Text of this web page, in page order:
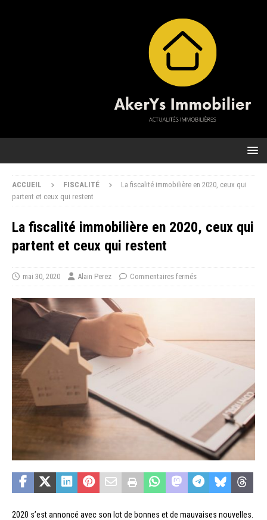
ACCUEIL FISCALITÉ
La fiscalité immobilière en 2020, ceux qui
partent et ceux qui restent
La fiscalité immobilière en 2020, ceux qui
partent et ceux qui restent
mai 30, 2020 Alain Perez Commentaires fermés
2020 s’est annoncé avec son lot de bonnes et de mauvaises nouvelles.